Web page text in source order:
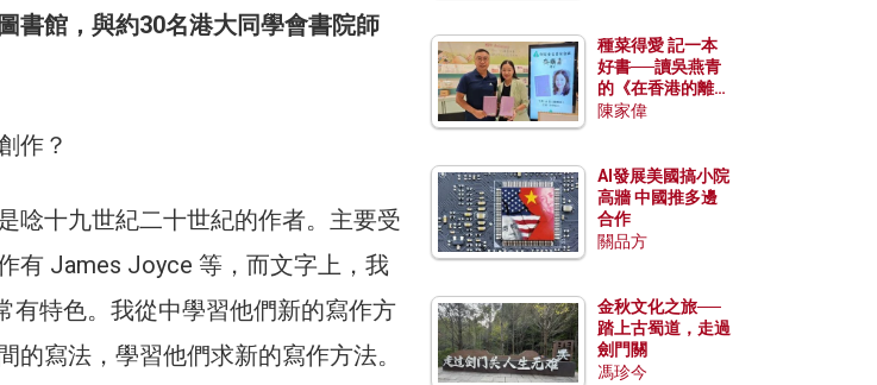
書館，與約30名港大同學會書院師
作？
唸十九世紀二十世紀的作者。主要受
有 James Joyce 等，而文字上，我
有特色。我從中學習他們新的寫作方
寫法，學習他們求新的寫作方法。
種菜得愛 記一本
好書──讀吳燕青
的《在香港的離島
種菜》
陳家偉
AI發展美國搞小院
高牆 中國推多邊
合作
關品方
金秋文化之旅──
踏上古蜀道，走過
劍門關
馮珍今